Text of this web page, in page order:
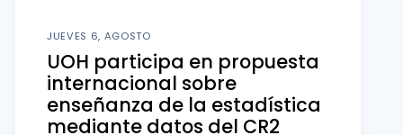
JUEVES 6, AGOSTO
UOH participa en propuesta
internacional sobre
enseñanza de la estadística
mediante datos del CR2